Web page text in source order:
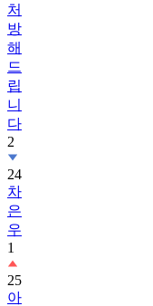
처
방
해
드
립
니
다
2
24
차
은
우
1
25
아